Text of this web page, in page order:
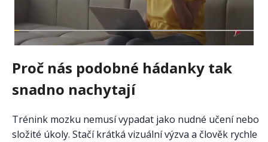
Proč nás podobné hádanky tak
snadno nachytají
Trénink mozku nemusí vypadat jako nudné učení nebo
složité úkoly. Stačí krátká vizuální výzva a člověk rychle